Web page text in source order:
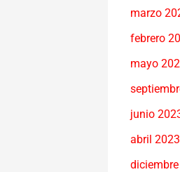
marzo
febrero
mayo
junio
abril 2023